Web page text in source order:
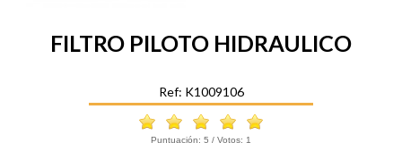
FILTRO PILOTO HIDRAULICO
Ref: K1009106
Puntuación: 5 / Votos: 1